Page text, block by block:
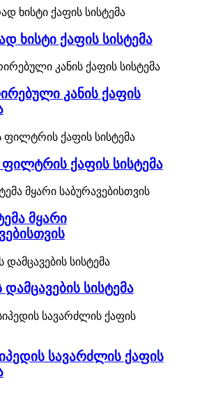
ხისტი ქაფის სისტემა
კანის ქაფის
ფილტრის ქაფის სისტემა
მყარი
სისტემა
სავარძლის ქაფის